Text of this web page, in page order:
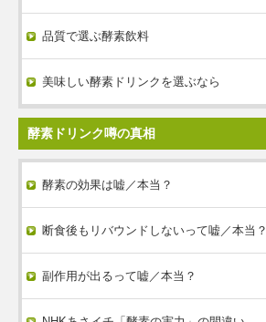
品質で選ぶ酵素飲料
美味しい酵素ドリンクを選ぶなら
酵素ドリンク噂の真相
酵素の効果は嘘／本当？
断食後もリバウンドしないって嘘／本当？
副作用が出るって嘘／本当？